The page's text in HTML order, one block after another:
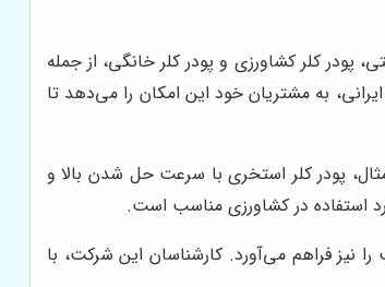
پودر کلر کشاورزی و پودر کلر خانگی، از جمله
به مشتریان خود این امکان را می‌دهد تا
پودر کلر استخری با سرعت حل شدن بالا و
استفاده در کشاورزی مناسب است.
نیز فراهم می‌آورد. کارشناسان این شرکت، با